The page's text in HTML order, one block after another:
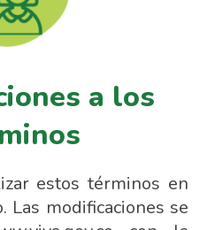
a los
estos términos en
Las modificaciones se